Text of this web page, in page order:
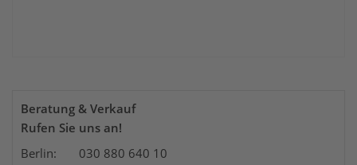
Beratung & Verkauf
Rufen Sie uns an!
Berlin: 030 880 640 10